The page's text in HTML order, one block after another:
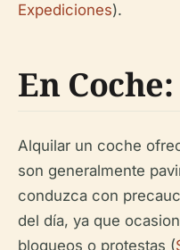
Expediciones).
En Coche:
Alquilar un coche
son generalmente
conduzca con
del día, ya que
bloqueos o protestas (